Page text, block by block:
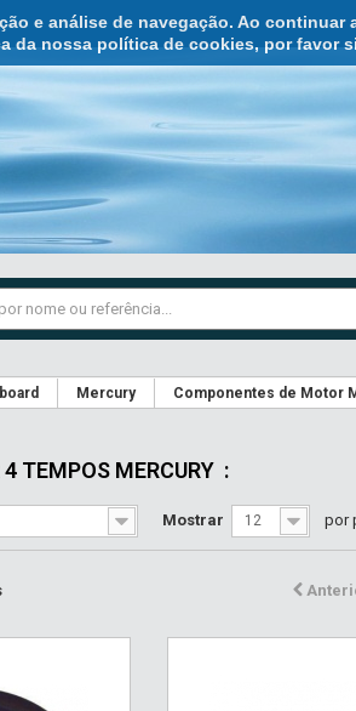
e análise de navegação. Ao
da nossa política de cookies, por favor
Mercury Componentes de Motor
TEMPOS MERCURY :
Mostrar 12 por